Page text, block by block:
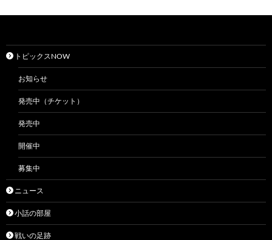
トピックスNOW
お知らせ
発売中（チケット）
発売中
開催中
募集中
ニュース
小話の部屋
戦いの足跡